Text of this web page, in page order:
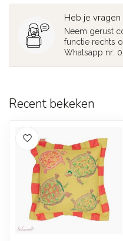
Heb je
Neem gerust
functie rechts
Whatsapp nr:
Recent bekeken